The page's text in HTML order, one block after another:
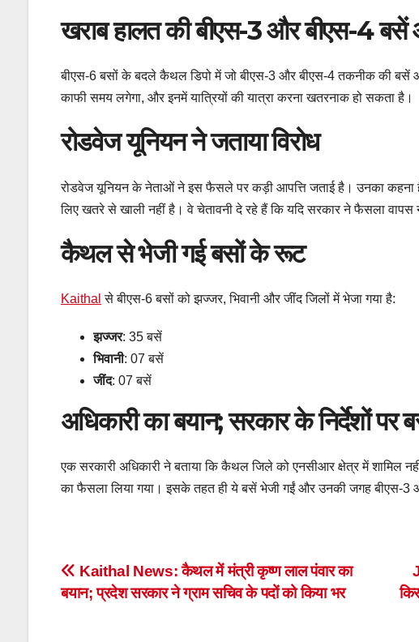
खराब हालत की बीएस-3 और बीएस-4
बीएस-6 बसों के बदले कैथल डिपो में जो बीएस-3 और बीएस-4 तकनीक की बसें
काफी समय लगेगा, और इनमें यात्रियों की यात्रा करना खतरनाक हो सकता है।
रोडवेज यूनियन ने जताया विरोध
रोडवेज यूनियन के नेताओं ने इस फैसले पर कड़ी आपत्ति जताई है। उनका कहना
लिए खतरे से खाली नहीं है। वे चेतावनी दे रहे हैं कि यदि सरकार ने फैसला वापस
कैथल से भेजी गई बसों के रूट
Kaithal से बीएस-6 बसों को झज्जर, भिवानी और जींद जिलों में भेजा गया है:
झज्जर: 35 बसें
भिवानी: 07 बसें
जींद: 07 बसें
अधिकारी का बयान; सरकार के निर्देशों पर
एक सरकारी अधिकारी ने बताया कि कैथल जिले को एनसीआर क्षेत्र में शामिल
का फैसला लिया गया। इसके तहत ही ये बसें भेजी गईं और उनकी जगह बीएस-
Post
navigation
Kaithal News: कैथल में मंत्री कृष्ण लाल पंवार का
बयान; प्रदेश सरकार ने ग्राम सचिव के पदों को किया भर